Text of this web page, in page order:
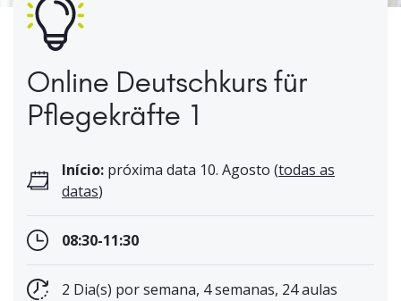
Online Deutschkurs für
Pflegekräfte 1
Início: próxima data 10. Agosto (todas as
datas)
08:30-11:30
2 Dia(s) por semana, 4 semanas, 24 aulas